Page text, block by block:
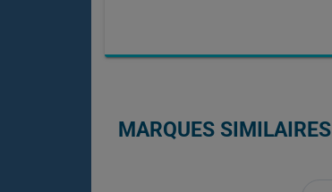
MARQUES SIMILAIRES